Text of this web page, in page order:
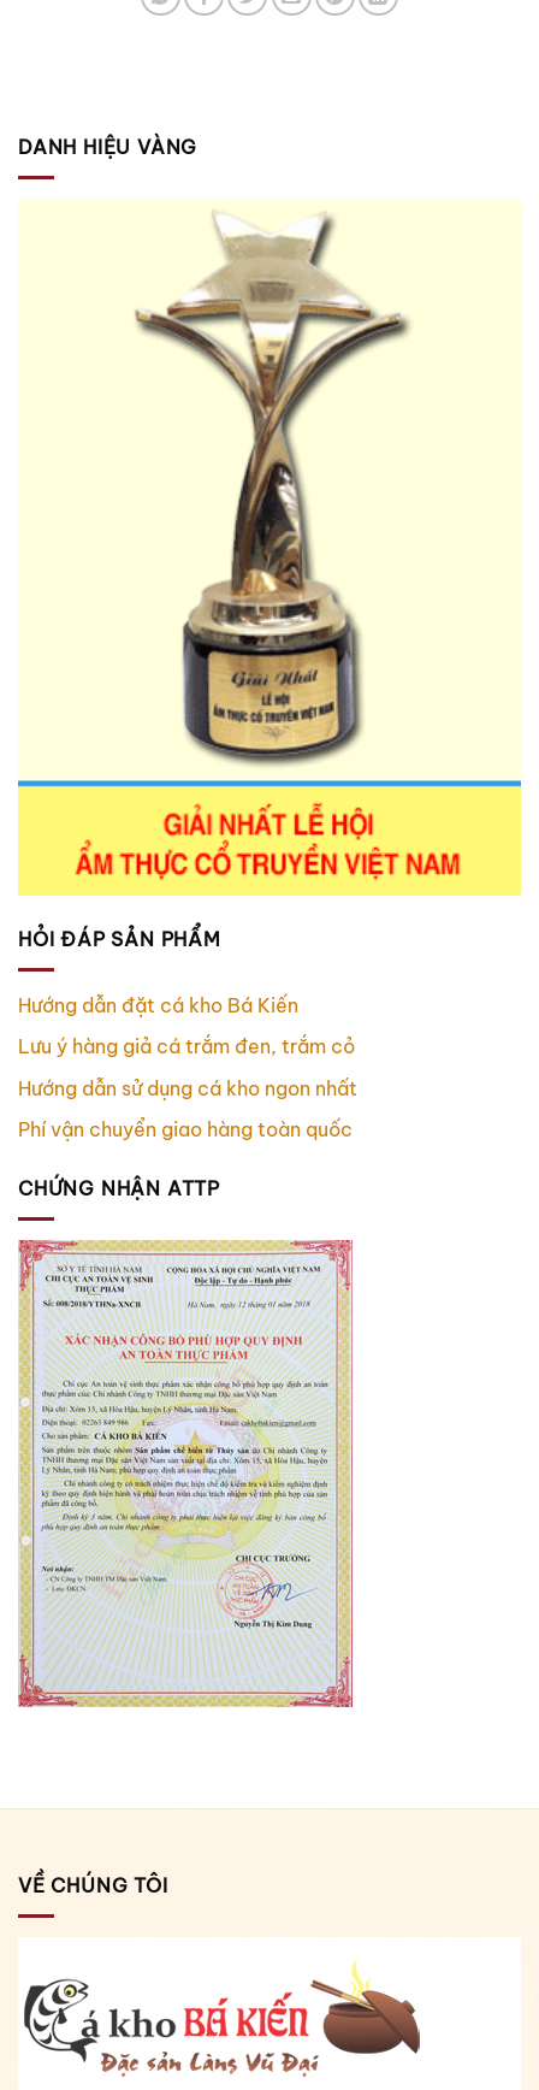
DANH HIỆU VÀNG
HỎI ĐÁP SẢN PHẨM
Hướng dẫn đặt cá kho Bá Kiến
Lưu ý hàng giả cá trắm đen, trắm cỏ
Hướng dẫn sử dụng cá kho ngon nhất
Phí vận chuyển giao hàng toàn quốc
CHỨNG NHẬN ATTP
VỀ CHÚNG TÔI